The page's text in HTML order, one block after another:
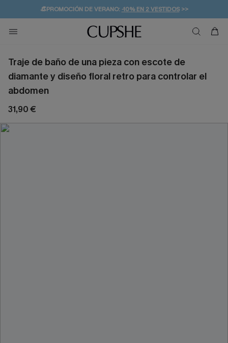
👒PROMOCIÓN DE VERANO:-10% EN 2 VESTIDOS>>
💌¡SUSCRIBIRSE & GANAR -10% EXTRA!
🚚ENVÍO GRATUITO A PARTIR DE 49 € >>
Traje de baño de una pieza con escote de
diamante y diseño floral retro para controlar el
abdomen
31,90 €